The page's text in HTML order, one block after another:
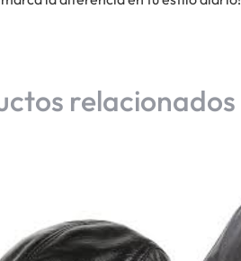
relacionados